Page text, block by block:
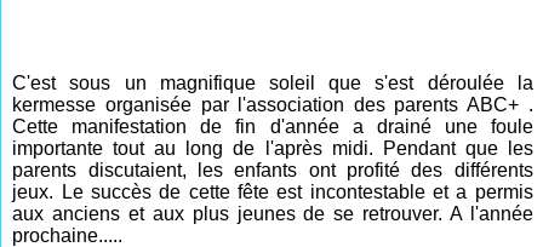
C'est sous un magnifique soleil que s'est déroulée la
kermesse organisée par l'association des parents ABC+ .
Cette manifestation de fin d'année a drainé une foule
importante tout au long de l'après midi. Pendant que les
parents discutaient, les enfants ont profité des différents
jeux. Le succès de cette fête est incontestable et a permis
aux anciens et aux plus jeunes de se retrouver. A l'année
prochaine.....